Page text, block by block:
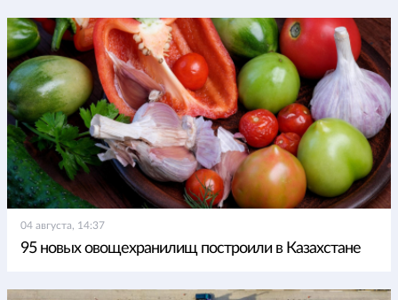
04 августа, 14:37
95 новых овощехранилищ построили в Казахстане